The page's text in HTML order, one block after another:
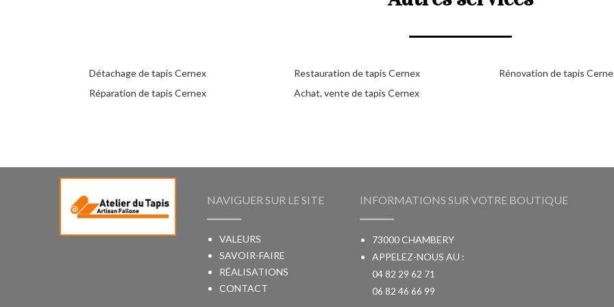
Détachage de tapis Cernex
Réparation de tapis Cernex
Restauration de tapis Cernex
Achat, vente de tapis Cernex
Rénovation de tapis
NAVIGUER SUR LE SITE
VALEURS
SAVOIR-FAIRE
RÉALISATIONS
CONTACT
INFORMATIONS SUR VOTRE BOUTIQUE
73000 CHAMBERY
APPELEZ-NOUS AU :
04 82 29 62 71
06 82 46 66 99